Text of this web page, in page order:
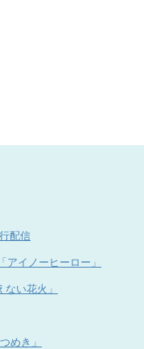
配信
イノーヒーロー」
い花火」
めき」